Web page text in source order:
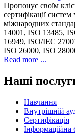
Пропонує своїм
сертифікації
міжнародних
14001, ISO 13485,
16949, ISO/IEC
ISO 26000, ISO
Read more ...
Наші
Навчання
Внутрішній
Сертифікація
Інформаційна